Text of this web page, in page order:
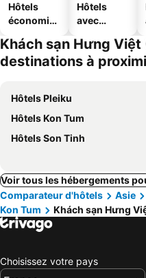
Hôtels
économiq
Hôtels
avec
Khách sạn Hưng
destinations à
Hôtels Pleiku
Hôtels Kon Tum
Hôtels Son Tinh
Voir tous les hébergements
Comparateur d'hôtels
Asie
Kon Tum
Khách sạn Hưng
Choisissez votre pays